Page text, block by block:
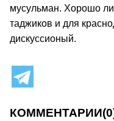
мусульман. Хорошо ли
таджиков и для
дискуссионый.
КОММЕНТАРИИ